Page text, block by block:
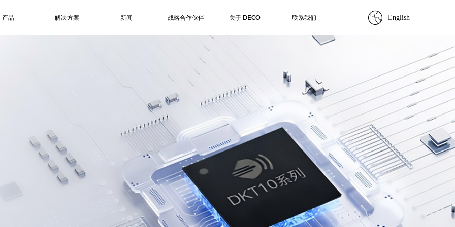
产品 解决方案 新闻 战略合作伙伴 关于 DECO 联系我们 English